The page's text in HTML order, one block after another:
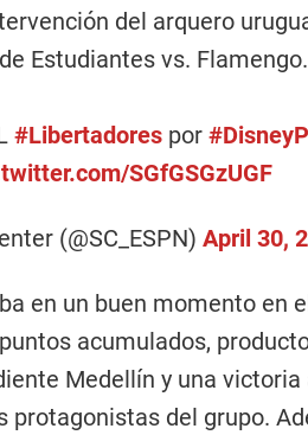
del arquero
Estudiantes vs. Flamengo.
#Libertadores por
SGfGSGzUGF
(@SC_ESPN) April 30,
en un buen momento en
acumulados,
Medellín y una victoria
protagonistas del grupo.